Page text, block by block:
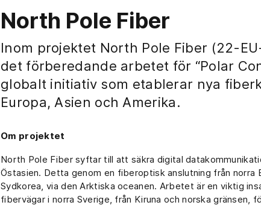
North Pole Fiber
Inom projektet North Pole Fiber (22-
det förberedande arbetet för “Polar
globalt initiativ som etablerar nya
Europa, Asien och Amerika.
Om projektet
North Pole Fiber syftar till att säkra digital
Östasien. Detta genom en fiberoptisk anslutning från norra
Sydkorea, via den Arktiska oceanen. Arbetetär en viktig
fibervägar i norra Sverige, från Kiruna och norska gränsen,